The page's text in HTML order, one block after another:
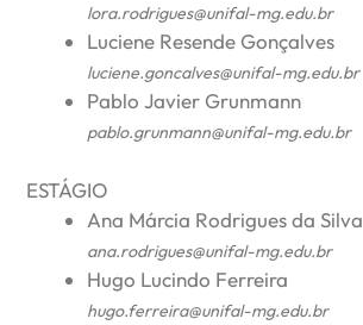
lora.rodrigues@unifal-mg.edu.br
Luciene Resende Gonçalves
luciene.goncalves@unifal-mg.edu.br
Pablo Javier Grunmann
pablo.grunmann@unifal-mg.edu.br
ESTÁGIO
Ana Márcia Rodrigues da Silva
ana.rodrigues@unifal-mg.edu.br
Hugo Lucindo Ferreira
hugo.ferreira@unifal-mg.edu.br